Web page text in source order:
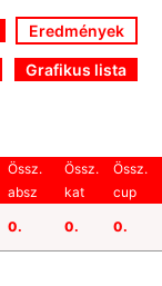
Eredmények
Grafikus lista
Össz.
absz
Össz.
kat
Össz.
cup
0. 0. 0.